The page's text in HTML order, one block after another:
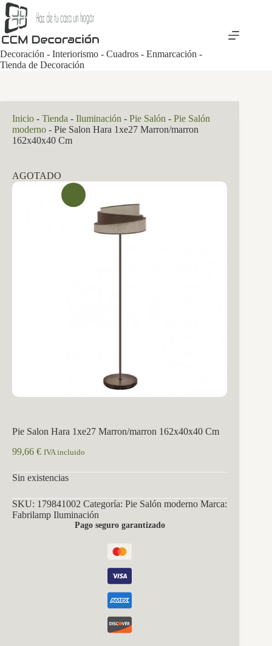
Saltar
al
contenido
Decoración - Interiorismo - Cuadros - Enmarcación -
Tienda de Decoración
Inicio - Tienda - Iluminación - Pie Salón - Pie Salón
moderno - Pie Salon Hara 1xe27 Marron/marron
162x40x40 Cm
AGOTADO
Pie Salon Hara 1xe27 Marron/marron 162x40x40 Cm
99,66 € IVA incluido
Sin existencias
SKU: 179841002 Categoría: Pie Salón moderno Marca:
Fabrilamp Iluminación
Pago seguro garantizado